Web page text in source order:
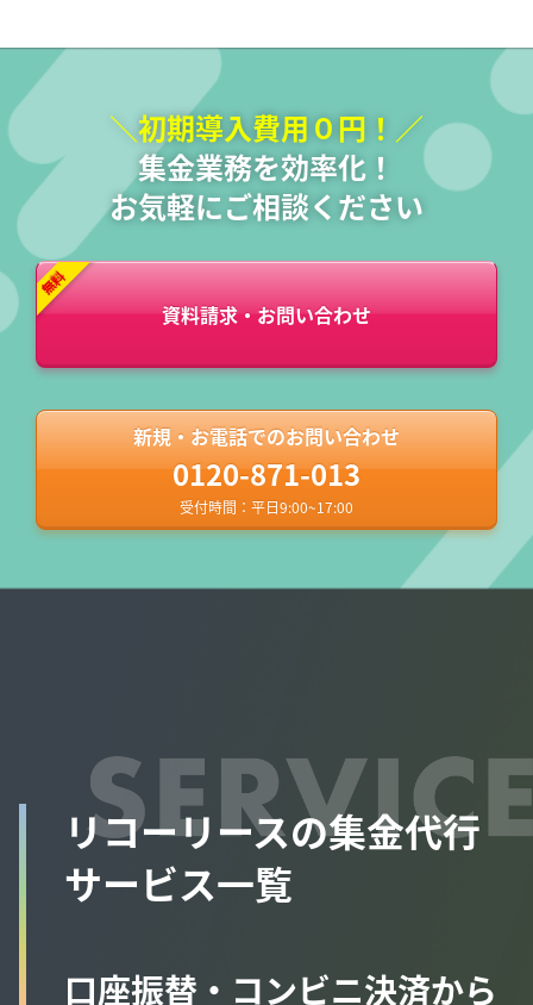
＼初期導入費用０円！／
集金業務を効率化！
お気軽にご相談ください
資料請求・お問い合わせ
新規・お電話でのお問い合わせ
0120-871-013
受付時間：平日9:00~17:00
リコーリースの集金代行
サービス一覧
口座振替・コンビニ決済から